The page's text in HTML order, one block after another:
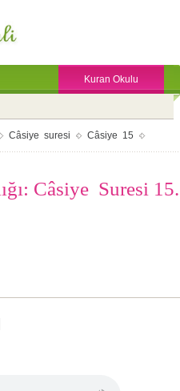
Kuran Okulu
Câsiye suresi Câsiye 15
Câsiye Suresi 15.